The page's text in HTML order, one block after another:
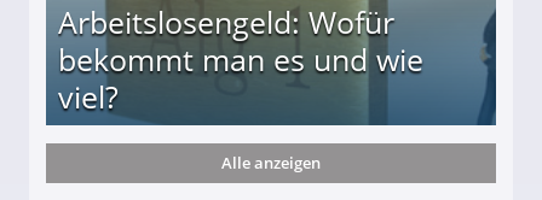
Arbeitslosengeld: Wofür
bekommt man es und wie
viel?
und wie viel?
Alle anzeigen